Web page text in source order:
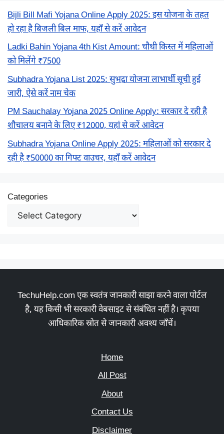
Bijli Bill Mafi Yojana Online Apply 2025: इस योजना के तहत
हो रहा है बिजली बिल माफ, यहाँ से करें आवेदन
Ladki Bahin Yojana 4th Kist Amount: चौथी किस्त में महिलाओं
को मिलेंगे ₹7500
Subhadra Yojana List 2025: सुभद्रा योजना लाभार्थी सूची हुई
जारी, ऐसे करें नाम चेक
PM Sauchalay Yojana 2025 Online Apply: सरकार दे रही है
शौचालय बनाने के लिए ₹12000, यहां से करें आवेदन
Subhadra Yojana Online Apply 2025: महिलाओं को सरकार दे
रही है ₹50000 का गिफ्ट वाउचर, यहाँ करें आवेदन
Categories
TechuHelp.com एक स्वतंत्र जानकारी साझा करने वाला पोर्टल
है, यह किसी भी सरकारी वेबसाइट से संबंधित नहीं है। कृपया
आधिकारिक स्रोत से जानकारी अवश्य जाँचें।
Home
All Post
About
Contact Us
Disclaimer